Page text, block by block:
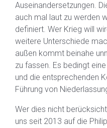
Auseinandersetzungen.
auch mal laut zu werden
definiert. Wer Krieg will
weitere Unterschiede
außen kommt beinahe
zu fassen. Es bedingt
und die entsprechenden
Führung von
Wer dies nicht
uns seit 2013 auf die